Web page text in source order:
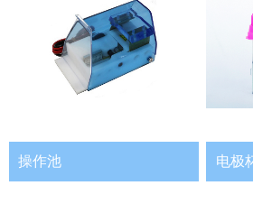
操作池 电极